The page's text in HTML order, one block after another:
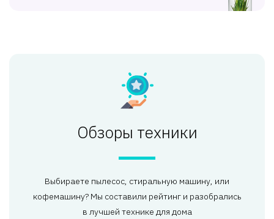
Обзоры техники
Выбираете пылесос, стиральную машину, или
кофемашину? Мы составили рейтинг и разобрались
в лучшей технике для дома